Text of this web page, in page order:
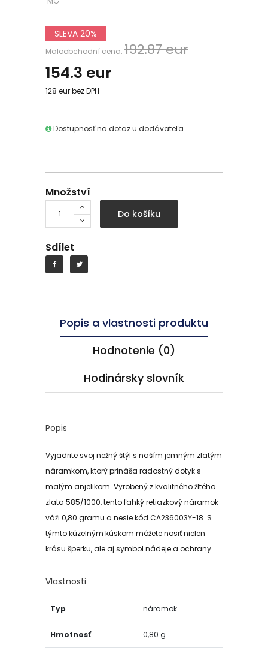
SLEVA 20%
Maloobchodní cena: 192.87 eur
154.3 eur
128 eur bez DPH
Dostupnosť na dotaz u dodávateľa
Množství
Do košíku
Sdílet
Popis a vlastnosti produktu
Hodnotenie (0)
Hodinársky slovník
Popis
Vyjadrite svoj nežný štýl s naším jemným zlatým
náramkom, ktorý prináša radostný dotyk s
malým anjelikom. Vyrobený z kvalitného žltého
zlata 585/1000, tento ľahký retiazkový náramok
váži 0,80 gramu a nesie kód CA236003Y-18. S
týmto kúzelným kúskom môžete nosiť nielen
krásu šperku, ale aj symbol nádeje a ochrany.
Vlastnosti
Typ náramok
Hmotnosť 0,80 g